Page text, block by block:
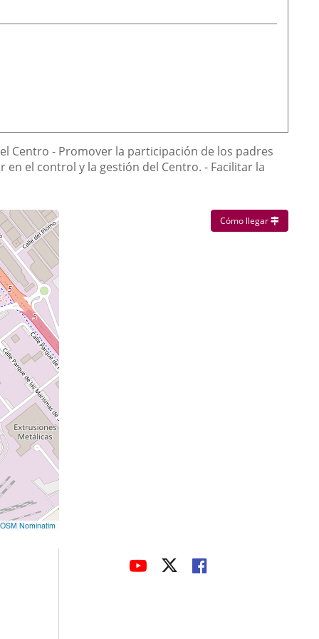
Centro - Promover la participación de los padres
el control y la gestión del Centro. - Facilitar la
OSM Nominatim
Cómo llegar Enlace a
ENLACEENLACEENLACE